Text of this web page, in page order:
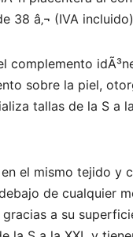
38 â‚¬ (IVA
complemento
sobre la piel,
tallas de la S a
el mismo tejido y
de cualquier
a su